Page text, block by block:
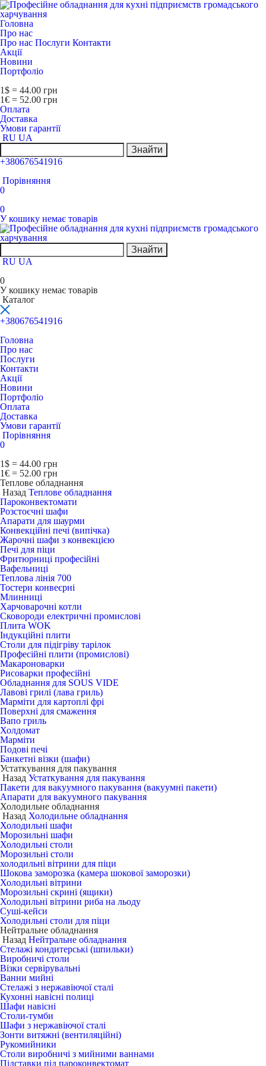
Головна
Про нас
Про нас Послуги Контакти
Акції
Новини
Портфоліо
1$ = 44.00 грн
1€ = 52.00 грн
Оплата
Доставка
Умови гарантії
RU UA
Знайти
+380676541916
Порівняння
0
0
У кошику немає товарів
Знайти
RU UA
0
У кошику немає товарів
Каталог
+380676541916
Головна
Про нас
Послуги
Контакти
Акції
Новини
Портфоліо
Оплата
Доставка
Умови гарантії
Порівняння
0
1$ = 44.00 грн
1€ = 52.00 грн
Теплове обладнання
Назад Теплове обладнання
Пароконвектомати
Розстоєчні шафи
Апарати для шаурми
Конвекційні печі (випічка)
Жарочні шафи з конвекцією
Печі для піци
Фритюрниці професійні
Вафельниці
Теплова лінія 700
Тостери конвеєрні
Млинниці
Харчоварочні котли
Сковороди електричні промислові
Плита WOK
Індукційні плити
Столи для підігріву тарілок
Професійні плити (промислові)
Макароноварки
Рисоварки професійні
Обладнання для SOUS VIDE
Лавові грилі (лава гриль)
Марміти для картоплі фрі
Поверхні для смаження
Вапо гриль
Холдомат
Марміти
Подові печі
Банкетні візки (шафи)
Устаткування для пакування
Назад Устаткування для пакування
Пакети для вакуумного пакування (вакуумні пакети)
Апарати для вакуумного пакування
Холодильне обладнання
Назад Холодильне обладнання
Холодильні шафи
Морозильні шафи
Холодильні столи
Морозильні столи
холодильні вітрини для піци
Шокова заморозка (камера шокової заморозки)
Холодильні вітрини
Морозильні скрині (ящики)
Холодильні вітрини риба на льоду
Суші-кейси
Холодильні столи для піци
Нейтральне обладнання
Назад Нейтральне обладнання
Стелажі кондитерські (шпильки)
Виробничі столи
Візки сервірувальні
Ванни мийні
Стелажі з нержавіючої сталі
Кухонні навісні полиці
Шафи навісні
Столи-тумби
Шафи з нержавіючої сталі
Зонти витяжні (вентиляційні)
Рукомийники
Столи виробничі з мийними ваннами
Підставки під пароконвектомат